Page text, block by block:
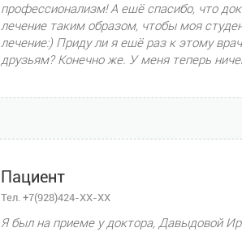
профессионализм! А ещё спасибо, что
лечение таким образом, чтобы моя
лечение:) Приду ли я ещё раз к этому
друзьям? Конечно же. У меня теперь
Пациент
Тел. +7(928)424-XX-XX
Я был на приеме у доктора, Давыдовой